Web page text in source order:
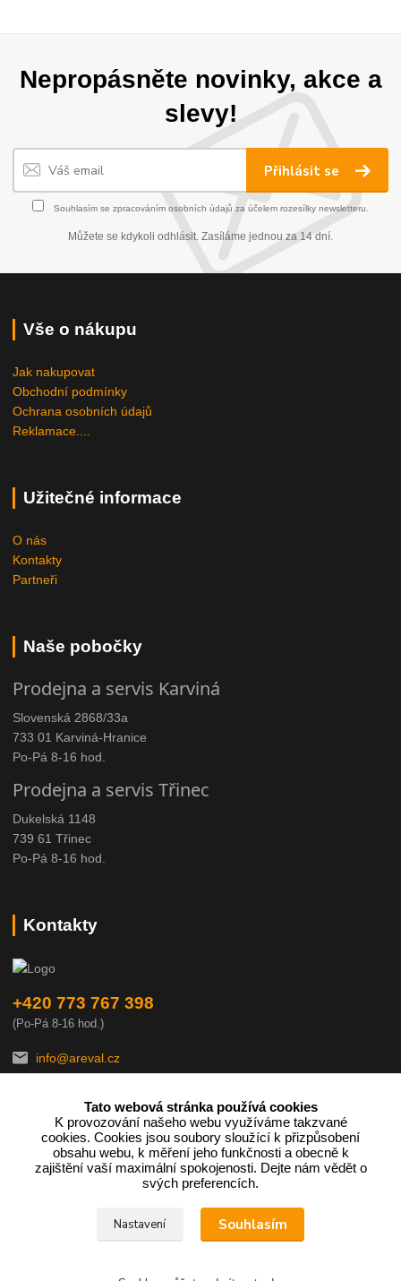
Nepropásněte novinky, akce a
slevy!
Přihlásit se
Souhlasím se zpracováním osobních údajů za účelem rozesílky newsletteru.
Můžete se kdykoli odhlásit. Zasíláme jednou za 14 dní.
Vše o nákupu
Jak nakupovat
Obchodní podmínky
Ochrana osobních údajů
Reklamace....
Užitečné informace
O nás
Kontakty
Partneři
Naše pobočky
Prodejna a servis Karviná
Slovenská 2868/33a
733 01 Karviná-Hranice
Po-Pá 8-16 hod.
Prodejna a servis Třinec
Dukelská 1148
739 61 Třinec
Po-Pá 8-16 hod.
Kontakty
+420 773 767 398
(Po-Pá 8-16 hod.)
info@areval.cz
Podle zákona o evidenci tržeb je prodávající povinen vystavit
Zároveň je povinen zaevidovat přijatou tržbu u správce daně online;
v případě technického výpadku pak nejpozději do 48 hodin.
Tato webová stránka používá cookies
K provozování našeho webu využíváme takzvané
cookies. Cookies jsou soubory sloužící k přizpůsobení
obsahu webu, k měření jeho funkčnosti a obecně k
zajištění vaší maximální spokojenosti. Dejte nám vědět o
svých preferencích.
Nastavení Souhlasím